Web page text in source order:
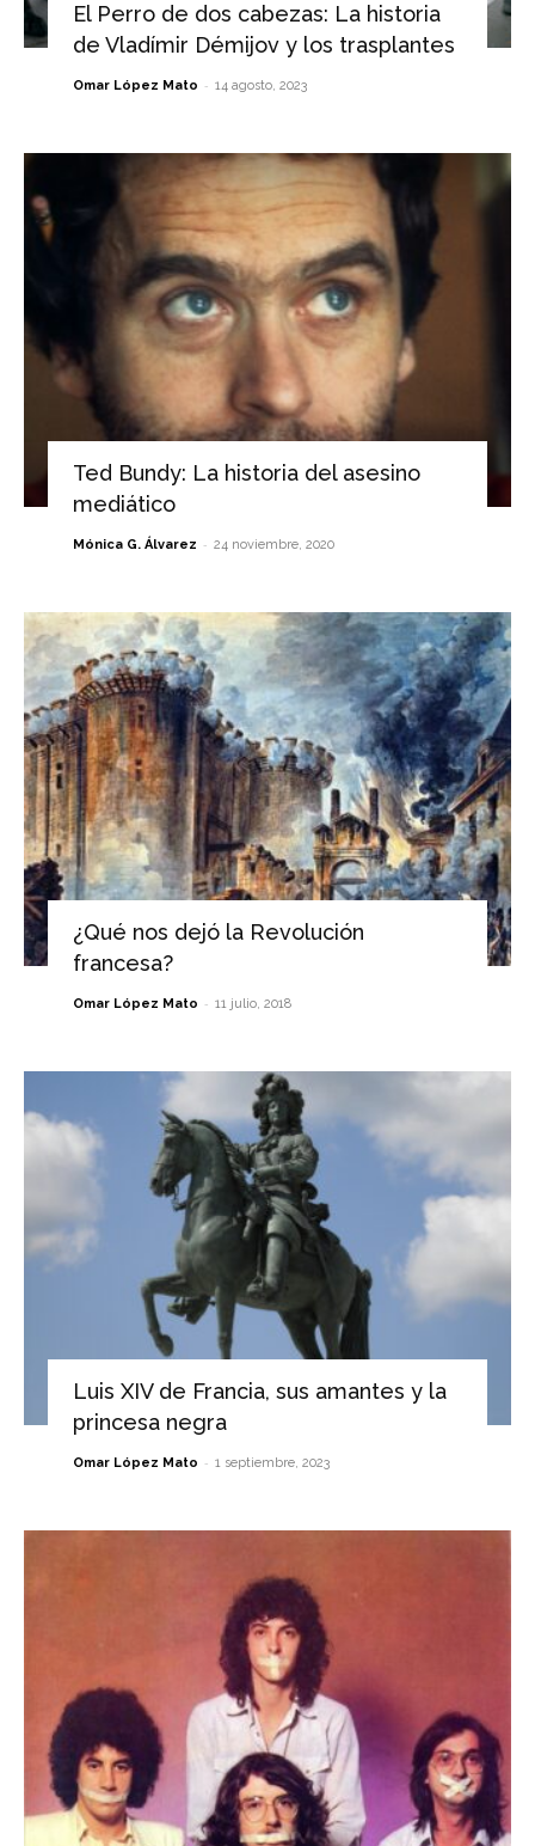
El Perro de dos cabezas: La historia
de Vladímir Démijov y los trasplantes
Omar López Mato - 14 agosto, 2023
Ted Bundy: La historia del asesino
mediático
Mónica G. Álvarez - 24 noviembre, 2020
¿Qué nos dejó la Revolución
francesa?
Omar López Mato - 11 julio, 2018
Luis XIV de Francia, sus amantes y la
princesa negra
Omar López Mato - 1 septiembre, 2023